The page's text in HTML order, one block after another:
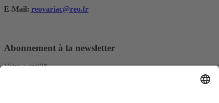
E-Mail: reovariac@reo.fr
Abonnement à la newsletter
Votre e-maill*